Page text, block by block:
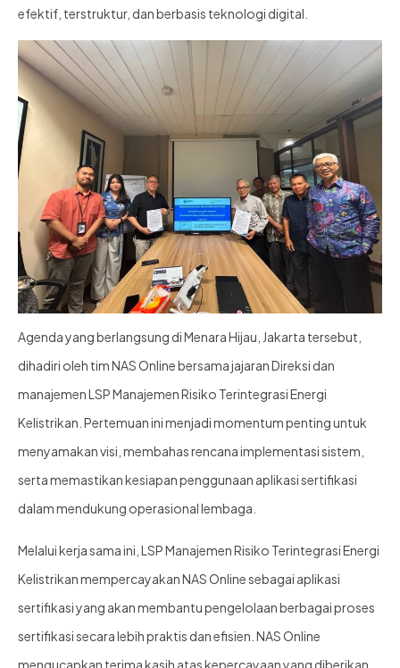
efektif, terstruktur, dan berbasis teknologi digital.
Agenda yang berlangsung di Menara Hijau, Jakarta tersebut,
dihadiri oleh tim NAS Online bersama jajaran Direksi dan
manajemen LSP Manajemen Risiko Terintegrasi Energi
Kelistrikan. Pertemuan ini menjadi momentum penting untuk
menyamakan visi, membahas rencana implementasi sistem,
serta memastikan kesiapan penggunaan aplikasi sertifikasi
dalam mendukung operasional lembaga.
Melalui kerja sama ini, LSP Manajemen Risiko Terintegrasi Energi
Kelistrikan mempercayakan NAS Online sebagai aplikasi
sertifikasi yang akan membantu pengelolaan berbagai proses
sertifikasi secara lebih praktis dan efisien. NAS Online
mengucapkan terima kasih atas kepercayaan yang diberikan